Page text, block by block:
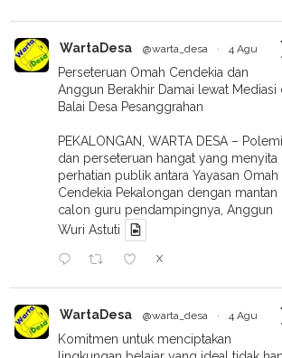
WartaDesa @warta_desa · 4 Agu
Perseteruan Omah Cendekia dan
Anggun Berakhir Damai lewat Mediasi
Balai Desa Pesanggrahan
PEKALONGAN, WARTA DESA –
dan perseteruan hangat yang menyita
perhatian publik antara Yayasan Omah
Cendekia Pekalongan dengan mantan
calon guru pendampingnya, Anggun
Wuri Astuti
X
WartaDesa @warta_desa · 4 Agu
Komitmen untuk menciptakan